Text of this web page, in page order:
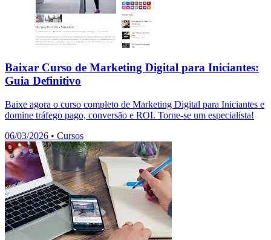
Baixar Curso de Marketing Digital para Iniciantes:
Guia Definitivo
Baixe agora o curso completo de Marketing Digital para Iniciantes e
domine tráfego pago, conversão e ROI. Torne-se um especialista!
06/03/2026 • Cursos